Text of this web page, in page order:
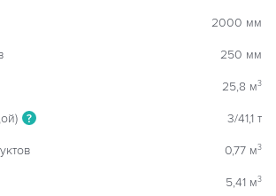
2000 мм
250 мм
25,8 м3
? 3/41,1 т
0,77 м3
5,41 м3